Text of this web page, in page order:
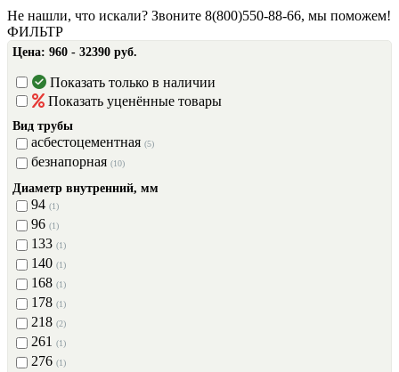
Не нашли, что искали? Звоните 8(800)550-88-66, мы поможем!
ФИЛЬТР
Цена: 960 - 32390 руб.
Показать только в наличии
Показать уценённые товары
Вид трубы
асбестоцементная (5)
безнапорная (10)
Диаметр внутренний, мм
94 (1)
96 (1)
133 (1)
140 (1)
168 (1)
178 (1)
218 (2)
261 (1)
276 (1)